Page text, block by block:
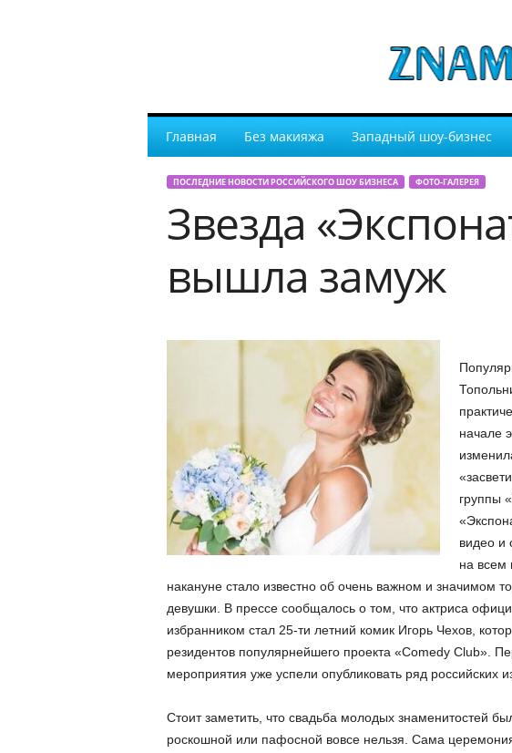
Главная Без макияжа Западный шоу-бизнес
ПОСЛЕДНИЕ НОВОСТИ РОССИЙСКОГО ШОУ БИЗНЕСА ФОТО-ГАЛЕРЕЯ
Звезда
вышла замуж
начале
группы
видео и
на всем
накануне стало известно об очень важном и значимом
девушки. В прессе сообщалось о том, что актриса
избранником стал 25-ти летний комик Игорь Чехов,
резидентов популярнейшего проекта «Comedy Club».
мероприятия уже успели опубликовать ряд российских
Стоит заметить, что свадьба молодых знаменитостей
роскошной или пафосной вовсе нельзя. Сама